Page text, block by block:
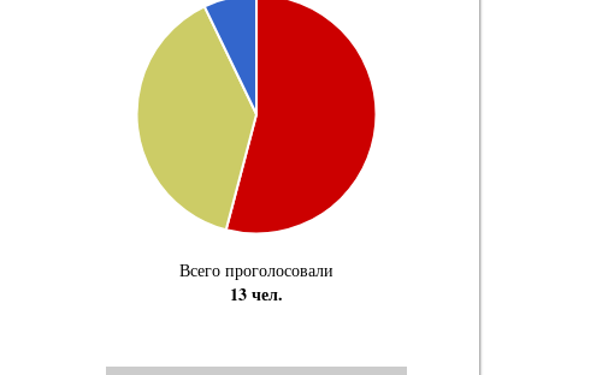
Всего проголосовали
13 чел.